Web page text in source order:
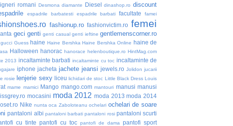
romani Desmona diamante Diesel dinashop.ro discount
espadrile barbatesti espadrile barbati facultate famei
fashionup.ro fashionvictim.ro femei
geci genti genti casual genti ieftine gentlemenscorner.ro
gucci Guess haine Haine Bershka Haine Bershka Online haine de
Halloween hanorac hanorace helenboutique.ro HintMag.com
2013 incaltaminte barbati incaltaminte cu toc incaltaminte de
iphone jacheta jachete jeansi jewels.ro Jolidon jucarii
rosie lenjerie sexy liceu lichidari de stoc Little Black Dress Louis
mame mamici Mango mango.com mantouri manusi manusi
mocasini moda 2012 moda 2013 moda 2014
Nike nunta oca Zaboloteanu ochelari ochelari de soare
pantaloni albi pantaloni barbati pantaloni rosi pantaloni scurti
cu tinte pantofi cu toc pantofi de dama pantofi sport